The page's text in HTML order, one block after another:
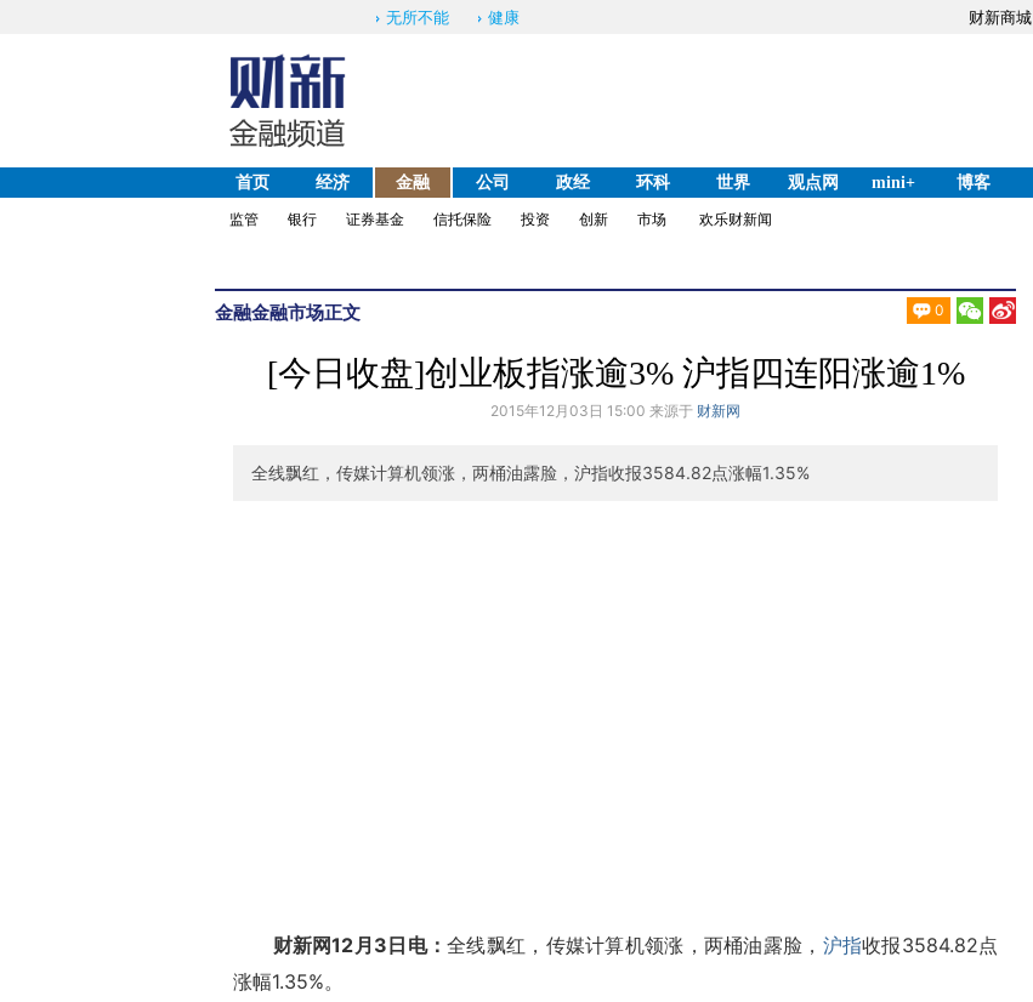
财新商城
无所不能 健康
首页 经济 金融 公司 政经 环科 世界 观点网 mini+ 博客
监管
银行 证券基金 信托保险 投资 创新 市场 欢乐财新闻
金融金融市场正文 0
[今日收盘]创业板指涨逾3% 沪指四连阳涨逾1%
2015年12月03日 15:00 来源于 财新网
全线飘红，传媒计算机领涨，两桶油露脸，沪指收报3584.82点涨幅1.35%
财新网12月3日电：全线飘红，传媒计算机领涨，两桶油露脸， 沪指收报3584.82点
涨幅1.35%。